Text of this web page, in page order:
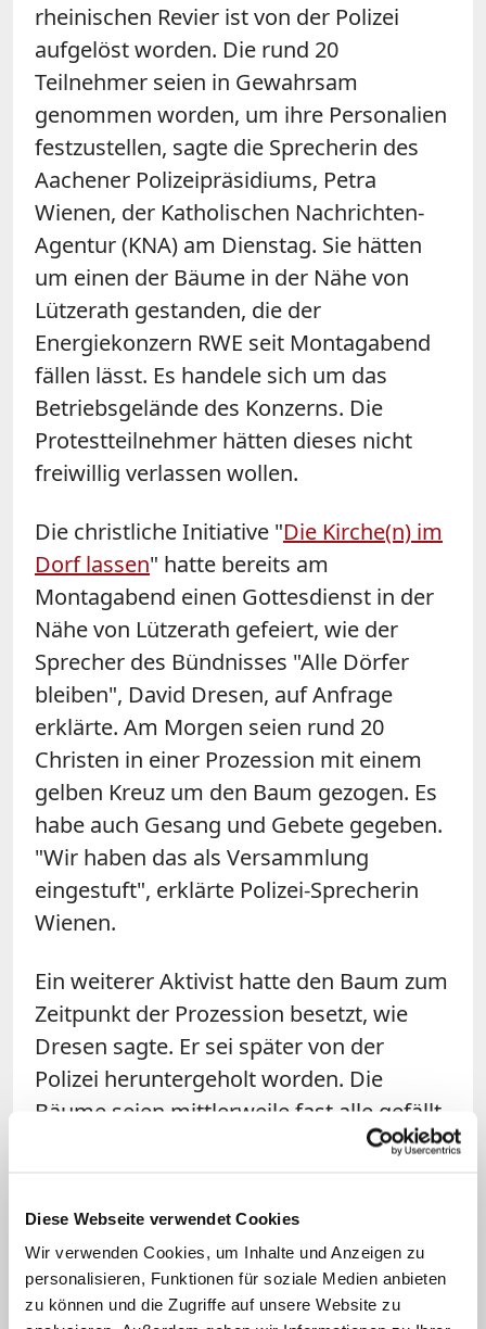
Diese Webseite verwendet Cookies
Wir verwenden Cookies, um Inhalte und Anzeigen zu
personalisieren, Funktionen für soziale Medien anbieten
zu können und die Zugriffe auf unsere Website zu
rheinischen Revier ist von der Polizei
aufgelöst worden. Die rund 20
Teilnehmer seien in Gewahrsam
genommen worden, um ihre Personalien
festzustellen, sagte die Sprecherin des
Aachener Polizeipräsidiums, Petra
Wienen, der Katholischen Nachrichten-
Agentur (KNA) am Dienstag. Sie hätten
um einen der Bäume in der Nähe von
Lützerath gestanden, die der
Energiekonzern RWE seit Montagabend
fällen lässt. Es handele sich um das
Betriebsgelände des Konzerns. Die
Protestteilnehmer hätten dieses nicht
freiwillig verlassen wollen.
Die christliche Initiative "Die Kirche(n) im
Dorflassen" hatte bereits am
Montagabend einen Gottesdienst in der
Nähe von Lützerath gefeiert, wie der
Sprecher des Bündnisses "Alle Dörfer
bleiben", David Dresen, auf Anfrage
erklärte. Am Morgen seien rund 20
Christen in einer Prozession mit einem
gelben Kreuz um den Baum gezogen. Es
habe auch Gesang und Gebete gegeben.
"Wir haben das als Versammlung
eingestuft", erklärte Polizei-Sprecherin
Wienen.
Ein weiterer Aktivist hatte den Baum zum
Zeitpunkt der Prozession besetzt, wie
Dresen sagte. Er sei später von der
Polizei heruntergeholt worden. Die
Bäume seien mittlerweile fast alle gefällt.
Dresen vermutete, dass als nächstes die
RWE-Tagebau Garzweiler II weichen
müssen. Neben der christlichen
Prozession habe es auch Mahnwachen
bei Keyenberg und Lützerath gegeben.